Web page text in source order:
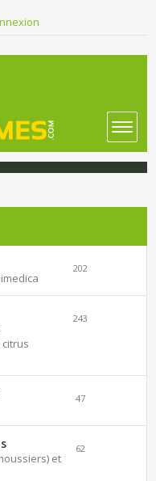
202
243
47
et
62